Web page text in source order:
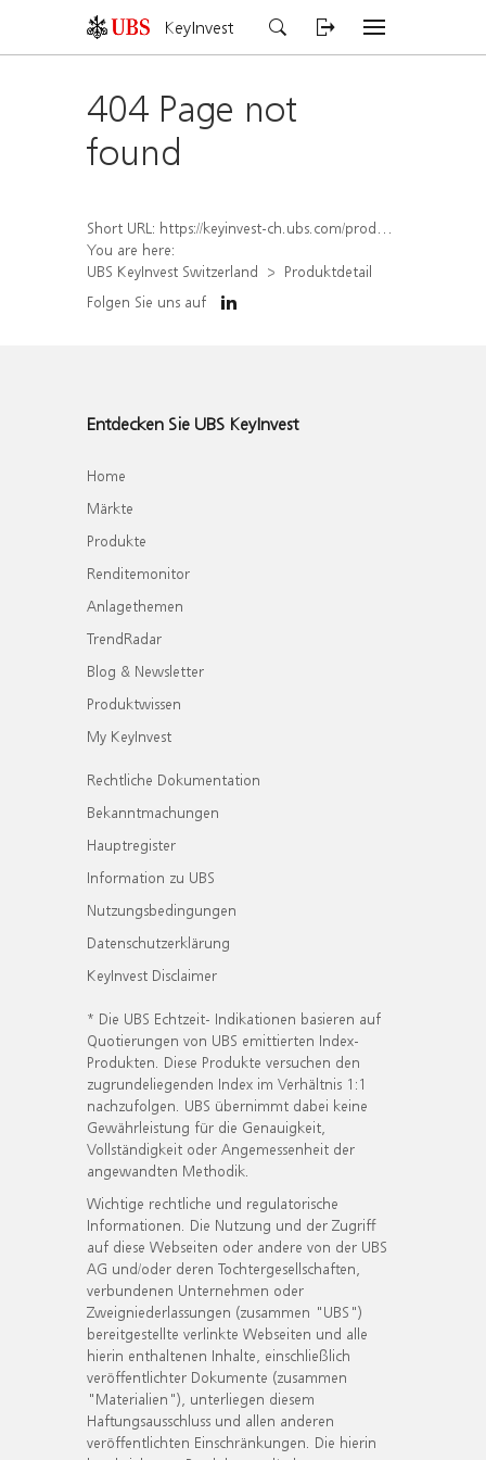
KeyInvest
404 Page not
found
Short URL: https://keyinvest-ch.ubs.com/produkt/detail/index/isin/CH1567423210
You are here:
UBS KeyInvest Switzerland
Produktdetail
Folgen Sie uns auf
Entdecken Sie UBS KeyInvest
Home
Märkte
Produkte
Renditemonitor
Anlagethemen
TrendRadar
Blog & Newsletter
Produktwissen
My KeyInvest
Rechtliche Dokumentation
Bekanntmachungen
Hauptregister
Information zu UBS
Nutzungsbedingungen
Datenschutzerklärung
KeyInvest Disclaimer
* Die UBS Echtzeit- Indikationen basieren auf
Quotierungen von UBS emittierten Index-
Produkten. Diese Produkte versuchen den
zugrundeliegenden Index im Verhältnis 1:1
nachzufolgen. UBS übernimmt dabei keine
Gewährleistung für die Genauigkeit,
Vollständigkeit oder Angemessenheit der
angewandten Methodik.
Wichtige rechtliche und regulatorische
Informationen. Die Nutzung und der Zugriff
auf diese Webseiten oder andere von der UBS
AG und/oder deren Tochtergesellschaften,
verbundenen Unternehmen oder
Zweigniederlassungen (zusammen "UBS")
bereitgestellte verlinkte Webseiten und alle
hierin enthaltenen Inhalte, einschließlich
veröffentlichter Dokumente (zusammen
"Materialien"), unterliegen diesem
Haftungsausschluss und allen anderen
veröffentlichten Einschränkungen. Die hierin